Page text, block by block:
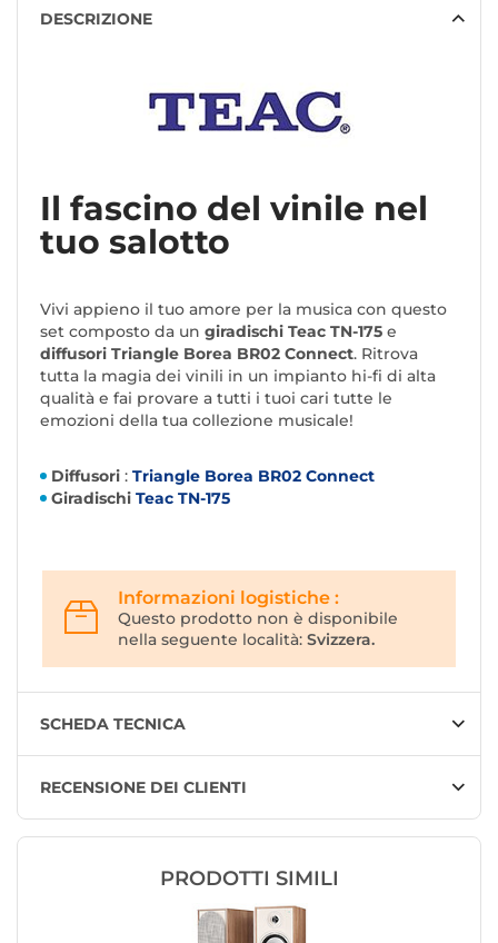
DESCRIZIONE
Il fascino del vinile nel
tuo salotto
Vivi appieno il tuo amore per la musica con questo
set composto da un giradischi Teac TN-175 e
diffusori Triangle Borea BR02 Connect. Ritrova
tutta la magia dei vinili in un impianto hi-fi di alta
qualità e fai provare a tutti i tuoi cari tutte le
emozioni della tua collezione musicale!
Diffusori : Triangle Borea BR02 Connect
Giradischi Teac TN-175
Informazioni logistiche :
Questo prodotto non è disponibile
nella seguente località: Svizzera.
SCHEDA TECNICA
RECENSIONE DEI CLIENTI
PRODOTTI SIMILI